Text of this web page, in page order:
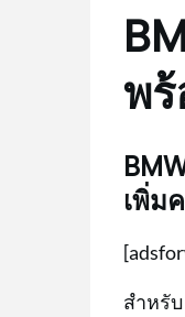
พ
เพิ่ม
สำหรับ